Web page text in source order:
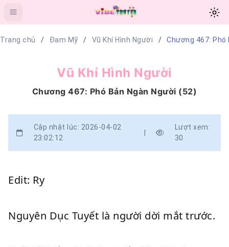
Trang chủ Đam Mỹ Vũ Khí Hình Người Chương 467: Phó
Vũ Khí Hình Người
Chương 467: Phó Bản Ngàn Người (52)
Cập nhật lúc: 2026-04-02
23:02:12
|
Lượt xem:
30
Edit: Ry
Nguyên Dục Tuyết là người dời mắt trước.